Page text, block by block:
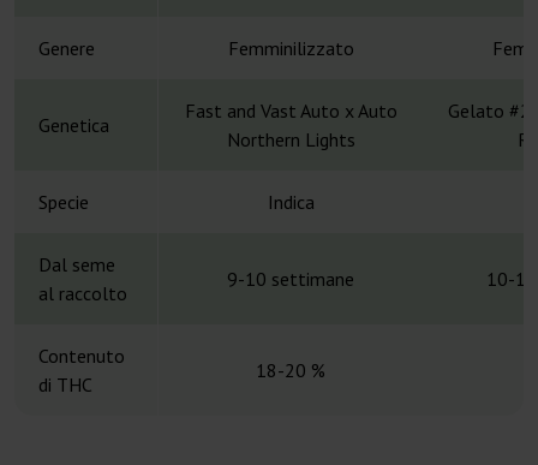
Genere Femminilizzato
Genetica
Fast and Vast Auto x Auto
Northern Lights
Gelato
Specie Indica
Dal seme
al raccolto
9-10 settimane 10-
Contenuto
di THC
18-20 %